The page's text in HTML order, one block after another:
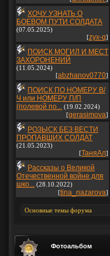
ХОЧУ УЗНАТЬ О
БОЕВОМ ПУТИ СОЛДАТА
(07.05.2025)
[zyx-q]
ПОИСК МОГИЛ И МЕСТ
ЗАХОРОНЕНИЙ
(11.05.2024)
[abzhanov0770]
ПОИСК ПО НОМЕРУ В/
Ч или НОМЕРУ П/П
(полевой по... (19.02.2024)
[gerasimova]
РОЗЫСК БЕЗ ВЕСТИ
ПРОПАВШИХ СОЛДАТ
(21.05.2023)
[ТаняАл]
Рассказы о Великой
Отечественной войне для
шко... (28.10.2022)
[tina_nazarova]
Фотоальбом